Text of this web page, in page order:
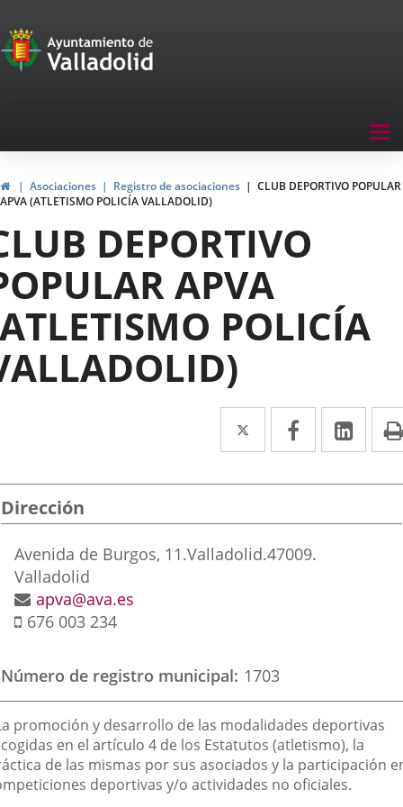
Portal
de
navegación
InicioAsociaciones Registro de asociaciones
CLUB DEPORTIVO POPULAR
APVA (ATLETISMO POLICÍA VALLADOLID)
DEPORTIVO
APVA
POLICÍA
Twitter
Enlace
a
una
externa.
Facebook
Enlace
a
una
externa.
a
una
Dirección
Dirección
postal
Avenida de Burgos, 11.Valladolid.47009.
Valladolid
Dirección
de
electrónico
apva@ava.es
Móvil
676 003 234
Número de registro municipal 1703
promoción y desarrollo de las modalidades deportivas
en el artículo 4 de los Estatutos (atletismo), la
de las mismas por sus asociados y la participación
deportivas y/o actividades no oficiales.